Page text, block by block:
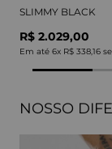
SLIMMY BLACK
R$ 2.029,00
Em até 6x R$ 338,16
NOSSO